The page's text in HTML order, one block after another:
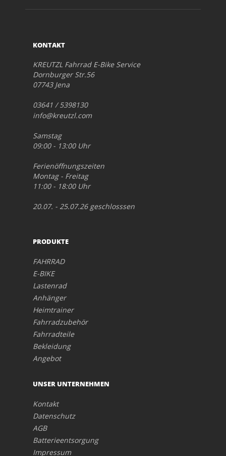
KONTAKT
KREUTZL Fahrrad E-Bike Service
Dornburger Str.56
07743 Jena
03641 / 5398130
info@kreutzl.com
Samstag
09:00 - 13:00 Uhr
Ferienöffnungszeiten
Montag - Freitag
11:00 - 18:00 Uhr
20.07. - 25.07.26 geschlosssen
PRODUKTE
FAHRRAD
E-BIKE
Lastenrad
Anhänger
Heimtrainer
Fahrradzubehör
Fahrradteile
Bekleidung
Angebot
UNSER UNTERNEHMEN
Kontakt
Datenschutz
AGB
Batterieentsorgung
Impressum